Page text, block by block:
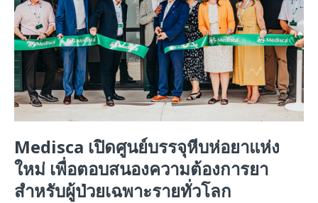
Medisca เปิดศูนย์บรรจุหีบห่อยาแห่ง
ใหม่ เพื่อตอบสนองความต้องการยา
สำหรับผู้ป่วยเฉพาะรายทั่วโลก